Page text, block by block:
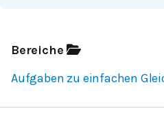
Bereiche
Aufgaben zu einfachen